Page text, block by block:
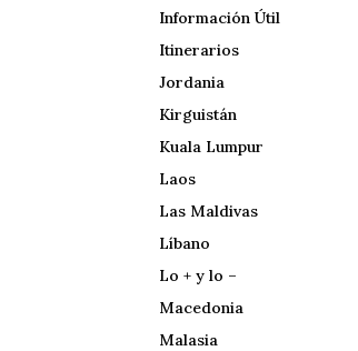
Información Útil
Itinerarios
Jordania
Kirguistán
Kuala Lumpur
Laos
Las Maldivas
Líbano
Lo + y lo –
Macedonia
Malasia